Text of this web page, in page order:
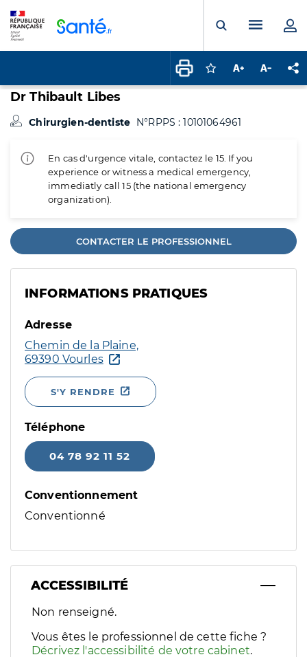
Ouvrir laMenu
Connectez-vous
Augmenter la
Dr Thibault Libes
Chirurgien-dentiste N°RPPS : 10101064961
En cas d'urgence vitale, contactez le 15. If you
experience or witness a medical emergency,
immediatly call 15 (the national emergency
organization).
CONTACTER LE PROFESSIONNEL
INFORMATIONS PRATIQUES
Adresse
Chemin de la Plaine,
69390 Vourles
S'Y RENDRE
Téléphone
04 78 92 11 52
Conventionnement
Conventionné
ACCESSIBILITÉ
Filtres
Sélectionnez un ou plusieurs handicaps/besoins
Non renseigné.
Vous êtes le professionnel de cette fiche ?
Décrivez l'accessibilité de votre cabinet.